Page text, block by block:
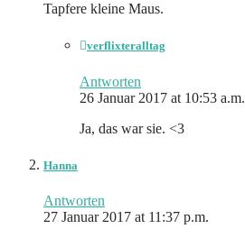
Tapfere kleine Maus.
verflixteralltag
Antworten
26 Januar 2017 at 10:53 a.m.
Ja, das war sie. <3
Hanna
Antworten
27 Januar 2017 at 11:37 p.m.